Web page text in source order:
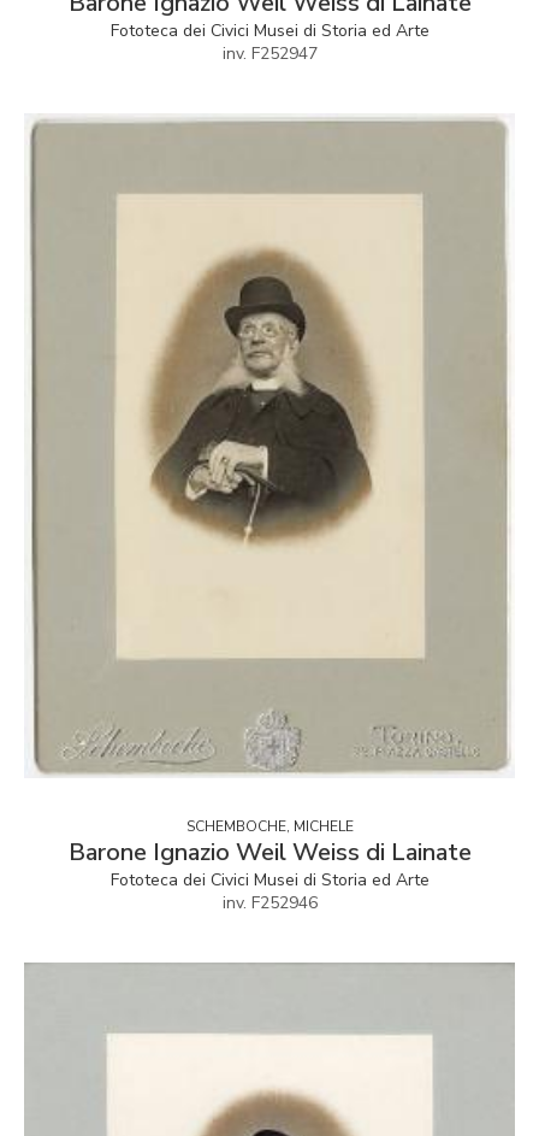
Fototeca dei Civici Musei di Storia ed Arte
inv. F252947
SCHEMBOCHE, MICHELE
Barone Ignazio Weil Weiss di Lainate
Fototeca dei Civici Musei di Storia ed Arte
inv. F252946